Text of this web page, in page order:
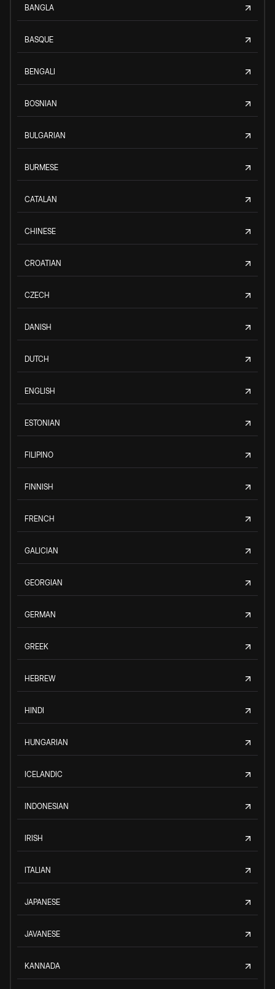
BANGLA
BASQUE
BENGALI
BOSNIAN
BULGARIAN
BURMESE
CATALAN
CHINESE
CROATIAN
CZECH
DANISH
DUTCH
ENGLISH
ESTONIAN
FILIPINO
FINNISH
FRENCH
GALICIAN
GEORGIAN
GERMAN
GREEK
HEBREW
HINDI
HUNGARIAN
ICELANDIC
INDONESIAN
IRISH
ITALIAN
JAPANESE
JAVANESE
KANNADA